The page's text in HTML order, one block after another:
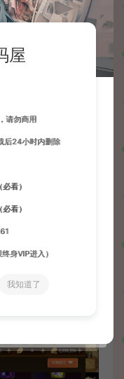
屋
请勿商用
后24小时内删除
看）
看）
身VIP进入）
我知道了